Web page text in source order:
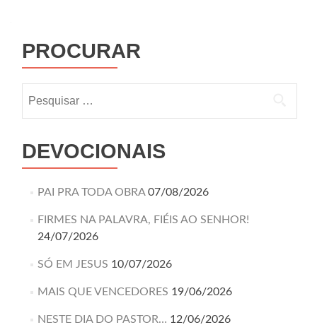
PROCURAR
DEVOCIONAIS
PAI PRA TODA OBRA 07/08/2026
FIRMES NA PALAVRA, FIÉIS AO SENHOR!
24/07/2026
SÓ EM JESUS 10/07/2026
MAIS QUE VENCEDORES 19/06/2026
NESTE DIA DO PASTOR… 12/06/2026